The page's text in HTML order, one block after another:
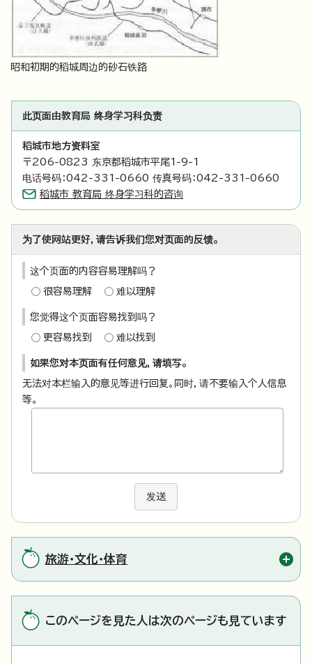
昭和初期的稻城周边的砂石铁路
此页面由教育局 终身学习科负责
稻城市地方资料室
〒206-0823 东京都稻城市平尾1-9-1
电话号码：042-331-0660 传真号码：042-331-0660
稻城市 教育局 终身学习科的咨询
为了使网站更好，请告诉我们您对页面的反馈。
这个页面的内容容易理解吗？
很容易理解 难以理解
您觉得这个页面容易找到吗？
更容易找到 难以找到
如果您对本页面有任何意见，请填写。
无法对本栏输入的意见等进行回复。同时，请不要输入个人信息
等。
发送
旅游・文化・体育
このページを見た人は次のページも見ています